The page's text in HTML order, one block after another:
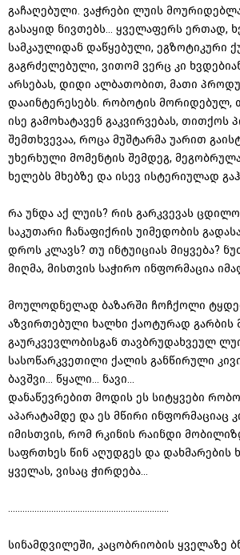
გაჩაღებული. ვაჭრები ლუის
გასაყიდ ნივთებს… ყველაფერს ერთად,
სამკაულიდან დაწყებული, ეგზოტიკური
გაგრძელებული, ვითომ ვერც კი
არსებას, დიდი ალბათობით, მათი
დააინტერესებს. რობოტის მორიდებულ,
ისე გამოხატავენ გაკვირვებას, თითქოს
შემთხვევაა, როცა მუშტარმა უარით
უხერხული მომენტის შემდეგ,
ხელებს მხებზე და ისევ ისტერიულად
რა უნდა აქ ლუის? რის გარკვევას
საკუთარი ჩანაფიქრის უიმედობის
დროს კლავს? თუ ინტუიციას მიყვება?
მიღმა, მისთვის საჭირო ინფორმაცია
მოულოდნელად ბაზარში ჩოჩქოლი
აზვირთებული ხალხი ქაოტურად გარბის
გაურკვევლობისგან თავბრუდახვეულ
სასოწარკვეთილი ქალის განწირული
ბავშვი... წყალი... ნავი...
დანაწევრებით მოდის ეს სიტყვები
აპარატამდე და ეს მწირი ინფორმაციაც
იმისთვის, რომ რკინის რაინდი
საფრთხეს წინ აღუდგეს და დახმარების
ყველას, ვისაც ჭირდება...
...................................................................
სინამდვილეში, კაცობრიობის ყველაზე